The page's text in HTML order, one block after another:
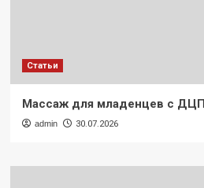
Статьи
Массаж для младенцев с ДЦП
admin 30.07.2026